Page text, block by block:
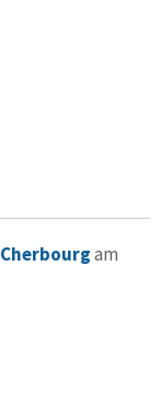
Cherbourgam